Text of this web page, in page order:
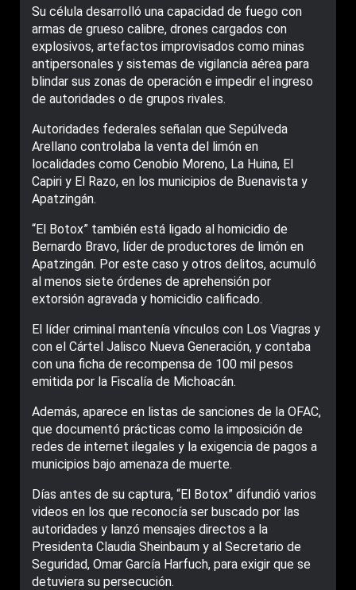
Su célula desarrolló una capacidad de fuego con
armas de grueso calibre, drones cargados con
explosivos, artefactos improvisados como minas
antipersonales y sistemas de vigilancia aérea para
blindar sus zonas de operación e impedir el ingreso
de autoridades o de grupos rivales.
Autoridades federales señalan que Sepúlveda
Arellano controlaba la venta del limón en
localidades como Cenobio Moreno, La Huina, El
Capiri y El Razo, en los municipios de Buenavista y
Apatzingán.
“El Botox” también está ligado al homicidio de
Bernardo Bravo, líder de productores de limón en
Apatzingán. Por este caso y otros delitos, acumuló
al menos siete órdenes de aprehensión por
extorsión agravada y homicidio calificado.
El líder criminal mantenía vínculos con Los Viagras y
con el Cártel Jalisco Nueva Generación, y contaba
con una ficha de recompensa de 100 mil pesos
emitida por la Fiscalía de Michoacán.
Además, aparece en listas de sanciones de la OFAC,
que documentó prácticas como la imposición de
redes de internet ilegales y la exigencia de pagos a
municipios bajo amenaza de muerte.
Días antes de su captura, “El Botox” difundió varios
videos en los que reconocía ser buscado por las
autoridades y lanzó mensajes directos a la
Presidenta Claudia Sheinbaum y al Secretario de
Seguridad, Omar García Harfuch, para exigir que se
detuviera su persecución.